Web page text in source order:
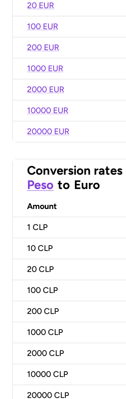
20 EUR
100 EUR
200 EUR
1000 EUR
2000 EUR
10000 EUR
20000 EUR
Conversion rates
Peso to Euro
Amount
1 CLP
10 CLP
20 CLP
100 CLP
200 CLP
1000 CLP
2000 CLP
10000 CLP
20000 CLP